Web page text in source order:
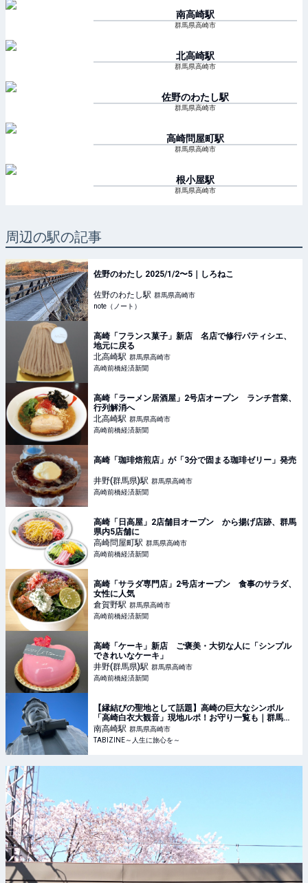
南高崎駅
群馬県高崎市
北高崎駅
群馬県高崎市
佐野のわたし駅
群馬県高崎市
高崎問屋町駅
群馬県高崎市
根小屋駅
群馬県高崎市
周辺の駅の記事
佐野のわたし 2025/1/2〜5｜しろねこ
佐野のわたし駅 群馬県高崎市
note（ノート）
高崎「フランス菓子」新店 名店で修行パティシエ、
地元に戻る
北高崎駅 群馬県高崎市
高崎前橋経済新聞
高崎「ラーメン居酒屋」2号店オープン ランチ営業、
行列解消へ
北高崎駅 群馬県高崎市
高崎前橋経済新聞
高崎「珈琲焙煎店」が「3分で固まる珈琲ゼリー」発売
井野(群馬県)駅 群馬県高崎市
高崎前橋経済新聞
高崎「日高屋」2店舗目オープン から揚げ店跡、群馬
県内5店舗に
高崎問屋町駅 群馬県高崎市
高崎前橋経済新聞
高崎「サラダ専門店」2号店オープン 食事のサラダ、
女性に人気
倉賀野駅 群馬県高崎市
高崎前橋経済新聞
高崎「ケーキ」新店 ご褒美・大切な人に「シンプル
できれいなケーキ」
井野(群馬県)駅 群馬県高崎市
高崎前橋経済新聞
【縁結びの聖地として話題】高崎の巨大なシンボル
「高崎白衣大観音」現地ルポ！お守り一覧も｜群馬県 |
TABIZINE～人生に旅心を～
南高崎駅 群馬県高崎市
TABIZINE～人生に旅心を～